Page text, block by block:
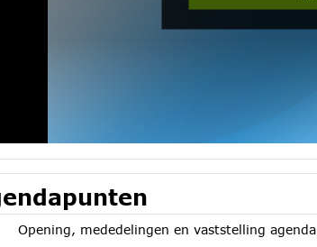
Opening, mededelingen en vaststelling agenda